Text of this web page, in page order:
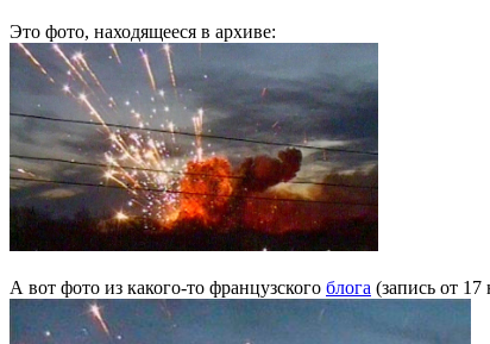
Это фото, находящееся в архиве:
А вот фото из какого-то французского блога (запись от 17